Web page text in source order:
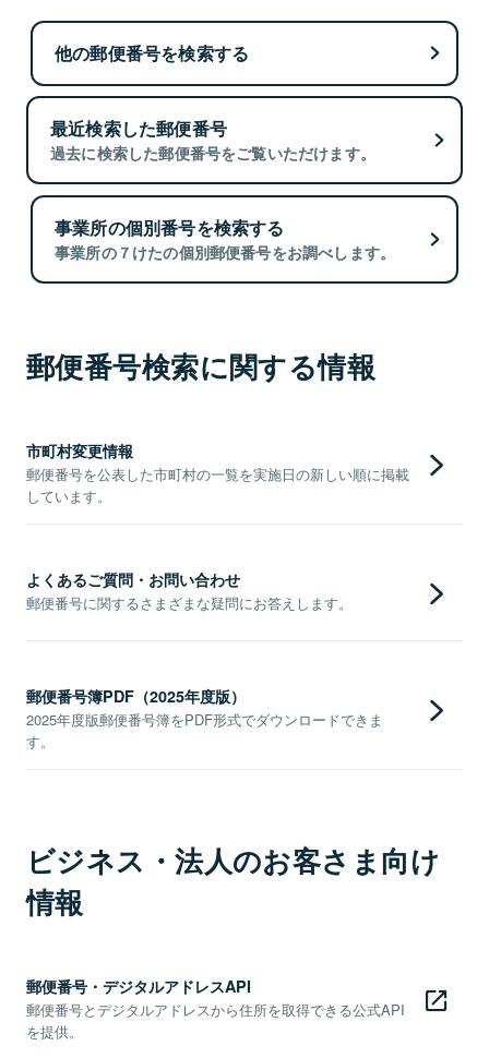
他の郵便番号を検索する
最近検索した郵便番号
過去に検索した郵便番号をご覧いただけます。
事業所の個別番号を検索する
事業所の７けたの個別郵便番号をお調べします。
郵便番号検索に関する情報
市町村変更情報
郵便番号を公表した市町村の一覧を実施日の新しい順に掲載
しています。
よくあるご質問・お問い合わせ
郵便番号に関するさまざまな疑問にお答えします。
郵便番号簿PDF（2025年度版）
2025年度版郵便番号簿をPDF形式でダウンロードできま
す。
ビジネス・法人のお客さま向け
情報
郵便番号・デジタルアドレスAPI
郵便番号とデジタルアドレスから住所を取得できる公式API
を提供。